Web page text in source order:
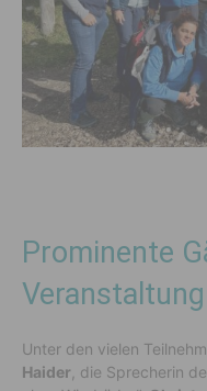
Prominente
Veranstaltung
Unter den vielen
Haider , die Sprecherin